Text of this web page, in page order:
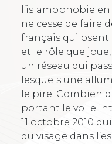
l’islamophobie
ne cesse de faire
français qui
et le rôle que
un réseau qui
lesquels une
le pire. Combien
portant le voile
11 octobre 2010
du visage dans